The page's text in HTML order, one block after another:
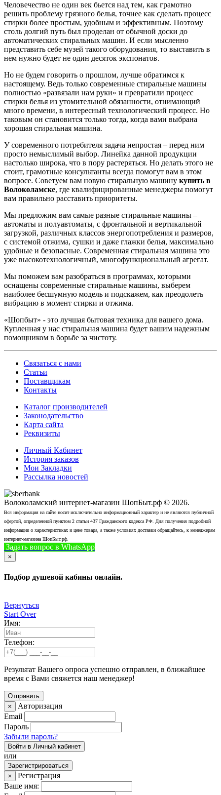
Человечество не один век бьется над тем, как грамотно
решить проблему грязного белья, точнее как сделать процесс
стирки более простым, удобным и эффективным. Поэтому
столь долгий путь был проделан от обычной доски до
автоматических стиральных машин. И если мысленно
представить себе музей такого оборудования, то выставить в
нем нужно будет не один десяток экспонатов.
Но не будем говорить о прошлом, лучше обратимся к
настоящему. Ведь только современные стиральные машины
полностью «развязали нам руки» и превратили процесс
стирки белья из утомительной обязанности, отнимающий
много времени, в интересный технологический процесс. Но
таковым он становится только тогда, когда вами выбрана
хорошая стиральная машина.
У современного потребителя задача непростая – перед ним
просто немыслимый выбор. Линейка данной продукции
настолько широка, что в пору растеряться. Но делать этого не
стоит, грамотные консультанты всегда помогут вам в этом
вопросе. Советуем вам новую стиральную машину купить в
Волоколамске, где квалифицированные менеджеры помогут
вам правильно расставить приоритеты.
Мы предложим вам самые разные стиральные машины –
автоматы и полуавтоматы, с фронтальной и вертикальной
загрузкой, различных классов энергопотребления и размеров,
с системой отжима, сушки и даже глажки белья, максимально
удобные и безопасные. Современная стиральная машина это
уже высокотехнологичный, многофункциональный агрегат.
Мы поможем вам разобраться в программах, которыми
оснащены современные стиральные машины, выберем
наиболее бесшумную модель и подскажем, как преодолеть
вибрацию в момент стирки и отжима.
«Шопбыт» - это лучшая бытовая техника для вашего дома.
Купленная у нас стиральная машина будет вашим надежным
помощником в борьбе за чистоту.
Связаться с нами
Статьи
Поставщикам
Контакты
Каталог производителей
Законодательство
Карта сайта
Реквизиты
Личный Кабинет
История заказов
Мои Закладки
Рассылка новостей
Волоколамский интернет-магазин ШопБыт.рф © 2026.
Вся информация на сайте носит исключительно информационный характер и не являются публичной
офертой, определенной пунктом 2 статьи 437 Гражданского кодекса РФ. Для получения подробной
информации о характеристиках и цене товара, а также условиях доставки обращайтесь, к менеджерам
интернет-магазина ШопБыт.рф.
Задать вопрос в WhatsApp
×
Подбор душевой кабины онлайн.
Вернуться
Start Over
Имя:
Телефон:
Результат Вашего опроса успешно отправлен, в ближайшее
время с Вами свяжется наш менеджер!
×
Авторизация
Email
Пароль
Забыли пароль?
Войти в Личный кабинет
или
Зарегистрироваться
×
Регистрация
Ваше имя: